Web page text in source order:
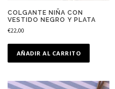
COLGANTE NIÑA CON
VESTIDO NEGRO Y PLATA
€22,00
AÑADIR AL CARRITO